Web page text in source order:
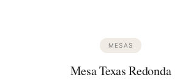
MESAS
Mesa Texas Redonda